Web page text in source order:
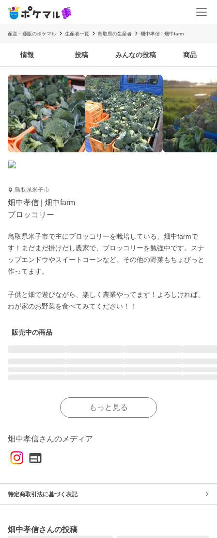
産直・通販のポケマル 生産者一覧 鳥取県の生産者 畑中孝信 | 畑中farm
情報 投稿 みんなの投稿 商品
鳥取県米子市
畑中孝信 | 畑中farm
ブロッコリー
鳥取県米子市で主にブロッコリーを栽培している、畑中farmで
す！まだまだ掛けだし農家で、ブロッコリーを勉強中です。スナ
ップエンドウやスイートコーンなど、その他の野菜もちょびっと
作ってます。
子供と畑で遊びながら、楽しく農業やってます！よろしければ、
わが家のお野菜を食べてみてください！！
販売中の商品
もっと見る
畑中孝信さんのメディア
特定商取引法に基づく表記
畑中孝信さんの投稿